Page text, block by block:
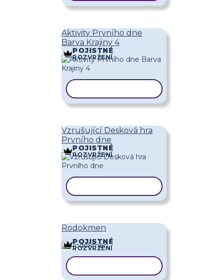
Aktivity Prvního dne
Barva Krajiny 4
POJISTNÉ
ROZVRŽENÍ
Vzrušující Desková hra
Prvního dne
POJISTNÉ
ROZVRŽENÍ
Rodokmen
POJISTNÉ
ROZVRŽENÍ